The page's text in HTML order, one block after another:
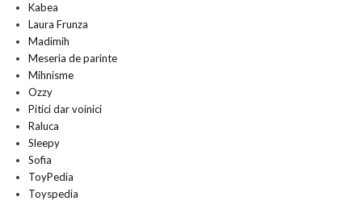
Kabea
Laura Frunza
Madimih
Meseria de parinte
Mihnisme
Ozzy
Pitici dar voinici
Raluca
Sleepy
Sofia
ToyPedia
Toyspedia